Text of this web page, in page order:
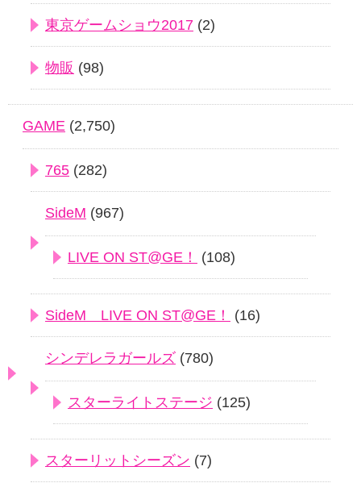
東京ゲームショウ2017 (2)
物販 (98)
GAME (2,750)
765 (282)
SideM (967)
LIVE ON ST@GE！ (108)
SideM LIVE ON ST@GE！ (16)
シンデレラガールズ (780)
スターライトステージ (125)
スターリットシーズン (7)